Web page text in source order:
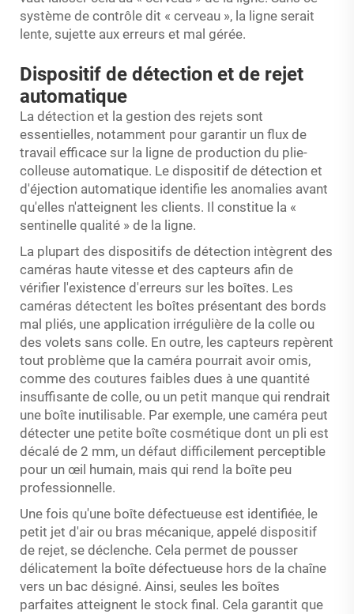
système de contrôle dit « cerveau », la ligne serait
lente, sujette aux erreurs et mal gérée.
Dispositif de détection et de rejet
automatique
La détection et la gestion des rejets sont
essentielles, notamment pour garantir un flux de
travail efficace sur la ligne de production du plie-
colleuse automatique. Le dispositif de détection et
d'éjection automatique identifie les anomalies avant
qu'elles n'atteignent les clients. Il constitue la «
sentinelle qualité » de la ligne.
La plupart des dispositifs de détection intègrent des
caméras haute vitesse et des capteurs afin de
vérifier l'existence d'erreurs sur les boîtes. Les
caméras détectent les boîtes présentant des bords
mal pliés, une application irrégulière de la colle ou
des volets sans colle. En outre, les capteurs repèrent
tout problème que la caméra pourrait avoir omis,
comme des coutures faibles dues à une quantité
insuffisante de colle, ou un petit manque qui rendrait
une boîte inutilisable. Par exemple, une caméra peut
détecter une petite boîte cosmétique dont un pli est
décalé de 2 mm, un défaut difficilement perceptible
pour un œil humain, mais qui rend la boîte peu
professionnelle.
Une fois qu'une boîte défectueuse est identifiée, le
petit jet d'air ou bras mécanique, appelé dispositif
de rejet, se déclenche. Cela permet de pousser
délicatement la boîte défectueuse hors de la chaîne
vers un bac désigné. Ainsi, seules les boîtes
parfaites atteignent le stock final. Cela garantit que